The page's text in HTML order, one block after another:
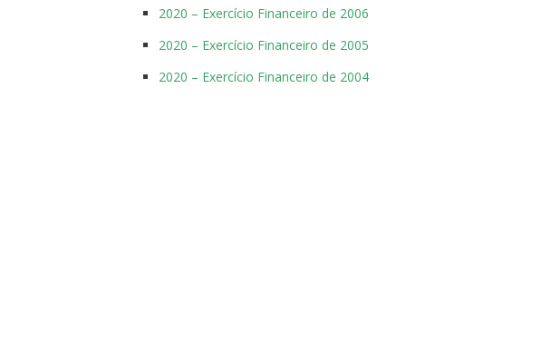
2020 – Exercício Financeiro de 2006
2020 – Exercício Financeiro de 2005
2020 – Exercício Financeiro de 2004